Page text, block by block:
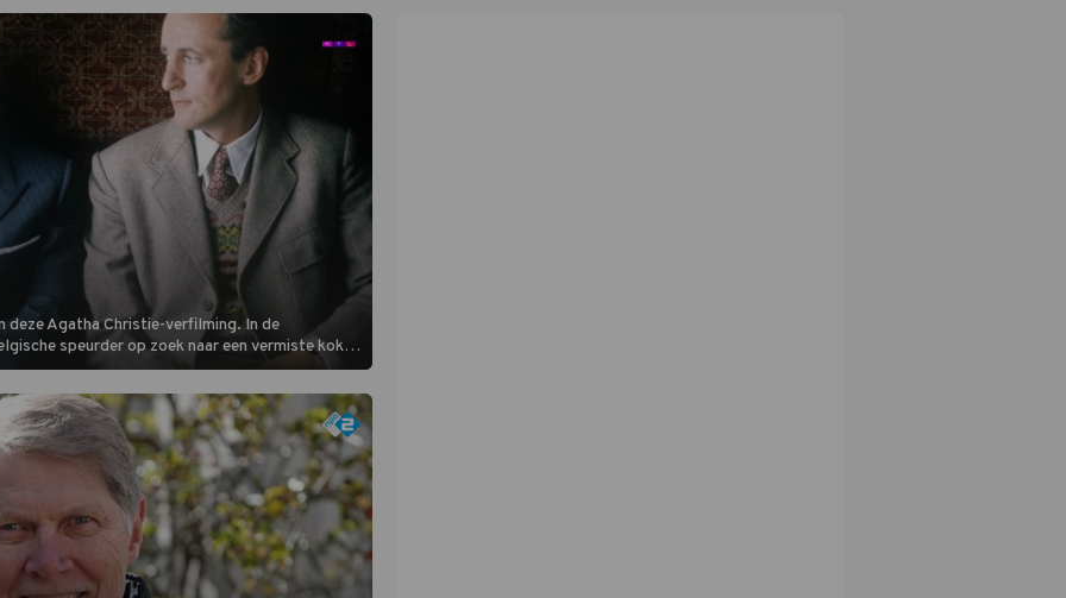
deze Agatha Christie-verfilming. In de
speurder op zoek naar een vermiste kok.
(HH)